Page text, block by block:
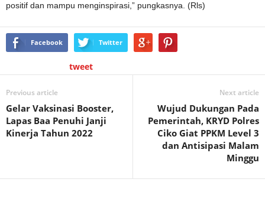
positif dan mampu menginspirasi,” pungkasnya. (Rls)
Facebook Twitter
tweet
Previous article
Gelar Vaksinasi Booster,
Lapas Baa Penuhi Janji
Kinerja Tahun 2022
Next article
Wujud Dukungan Pada
Pemerintah, KRYD Polres
Ciko Giat PPKM Level 3
dan Antisipasi Malam
Minggu